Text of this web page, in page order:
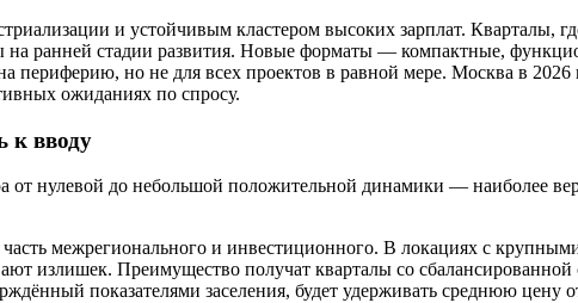
и устойчивым кластером высоких зарплат. Кварталы,
на ранней стадии развития. Новые форматы — компактные,
но не для всех проектов в равной мере. Москва в
ожиданиях по спросу.
к вводу
от нулевой до небольшой положительной динамики — наиболее
межрегионального и инвестиционного. В локациях с
излишек. Преимущество получат кварталы со
показателями заселения, будет удерживать среднюю цену